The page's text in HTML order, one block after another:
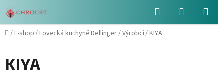
na
obsah
Hledat
KOŠÍK
Domů
/E-shop/Lovecká kuchyně Dellinger/Výrobci/KIYA
KIYA